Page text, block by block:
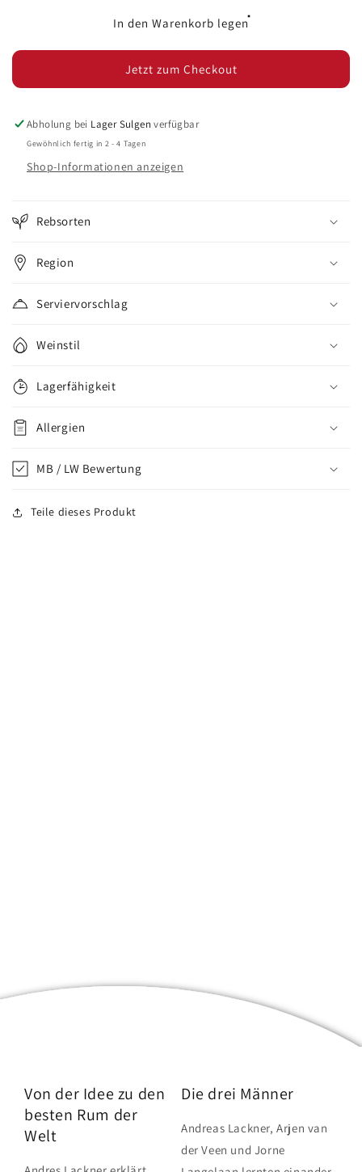
Hombres
-
Dom
Rep
für
Hombres
2023
-
Dom
Rep
In den Warenkorb legen
Jetzt zum Checkout
Abholung bei Lager Sulgen verfügbar
Gewöhnlich fertig in 2 - 4 Tagen
Shop-Informationen anzeigen
Rebsorten
Region
Serviervorschlag
Weinstil
Lagerfähigkeit
Allergien
MB / LW Bewertung
Teile dieses Produkt
Von der Idee zu den
besten Rum der
Welt
Die drei Männer
Andreas Lackner, Arjen van
der Veen und Jorne